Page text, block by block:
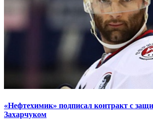
«Нефтехимик» подписал контракт с
Захарчуком